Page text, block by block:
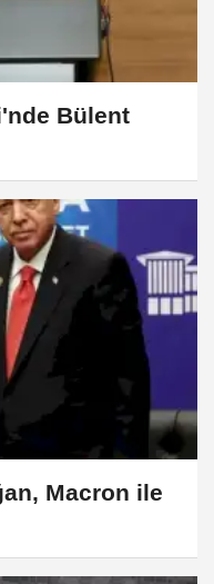
Bülent
Macron ile